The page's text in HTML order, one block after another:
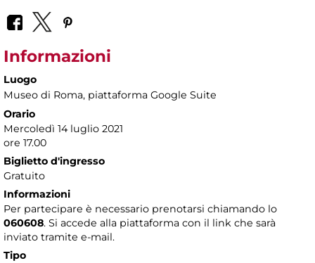
Informazioni
Luogo
Museo di Roma, piattaforma Google Suite
Orario
Mercoledì 14 luglio 2021
ore 17.00
Biglietto d'ingresso
Gratuito
Informazioni
Per partecipare è necessario prenotarsi chiamando lo
060608. Si accede alla piattaforma con il link che sarà
inviato tramite e-mail.
Tipo